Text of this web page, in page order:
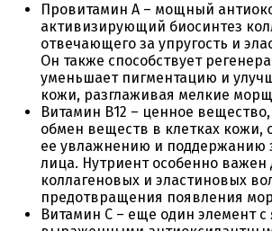
Провитамин А – мощный
активизирующий биосинтез
отвечающего за упругость и
Он также способствует
уменьшает пигментацию и
кожи, разглаживая мелкие
Витамин В12 – ценное
обмен веществ в клетках кожи,
ее увлажнению и поддержанию
лица. Нутриент особенно важен
коллагеновых и эластиновых
предотвращения появления
Витамин С – еще один элемент с